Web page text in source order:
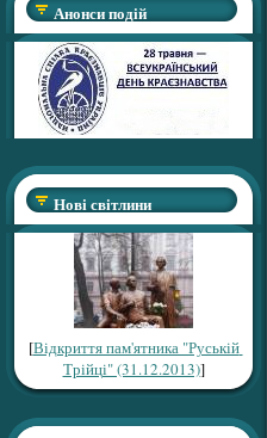
Анонси подій
Нові світлини
[Відкриття пам'ятника "Руській
Трійці" (31.12.2013)]